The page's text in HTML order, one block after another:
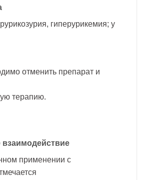
гиперурикемия; у
отменить препарат и
терапию.
взаимодействие
применении с